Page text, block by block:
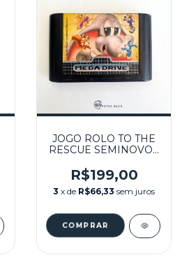
JOGO ROLO TO THE
RESCUE SEMINOVO -
R$199,00
3 x de R$66,33 sem juros